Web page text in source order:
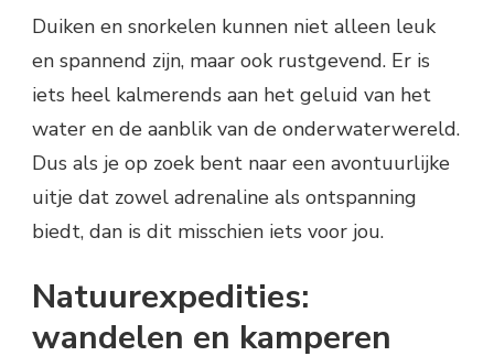
Duiken en snorkelen kunnen niet alleen leuk
en spannend zijn, maar ook rustgevend. Er is
iets heel kalmerends aan het geluid van het
water en de aanblik van de onderwaterwereld.
Dus als je op zoek bent naar een avontuurlijke
uitje dat zowel adrenaline als ontspanning
biedt, dan is dit misschien iets voor jou.
Natuurexpedities:
wandelen en kamperen